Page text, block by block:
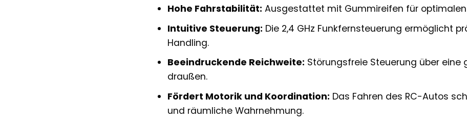
Hohe Fahrstabilität: Ausgestattet mit Gummireifen für
Intuitive Steuerung: Die 2,4 GHz Funkfernsteuerung ermöglicht
Handling.
Beeindruckende Reichweite: Störungsfreie Steuerung über
draußen.
Fördert Motorik und Koordination: Das Fahren des RC-Autos
und räumliche Wahrnehmung.